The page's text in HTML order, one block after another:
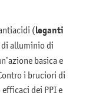
(leganti
alluminio di
basica e
i bruciori di
dei PPI e